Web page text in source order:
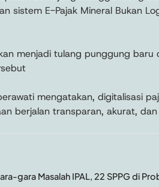
sistem E-Pajak Mineral Bukan
menjadi tulang punggung
mengatakan, digitalisasi
berjalan transparan, akurat,
gara Masalah IPAL, 22 SPPG di